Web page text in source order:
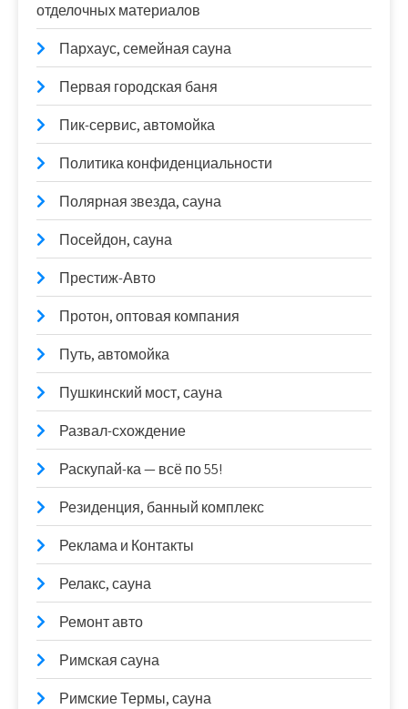
отделочных материалов
Пархаус, семейная сауна
Первая городская баня
Пик-сервис, автомойка
Политика конфиденциальности
Полярная звезда, сауна
Посейдон, сауна
Престиж-Авто
Протон, оптовая компания
Путь, автомойка
Пушкинский мост, сауна
Развал-схождение
Раскупай-ка — всё по 55!
Резиденция, банный комплекс
Реклама и Контакты
Релакс, сауна
Ремонт авто
Римская сауна
Римские Термы, сауна